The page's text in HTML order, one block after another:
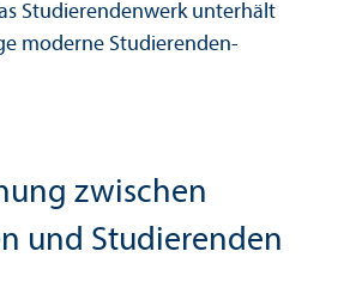
Studierenden­werk unter­hält
moderne Studierenden­
zwischen
und Studierenden